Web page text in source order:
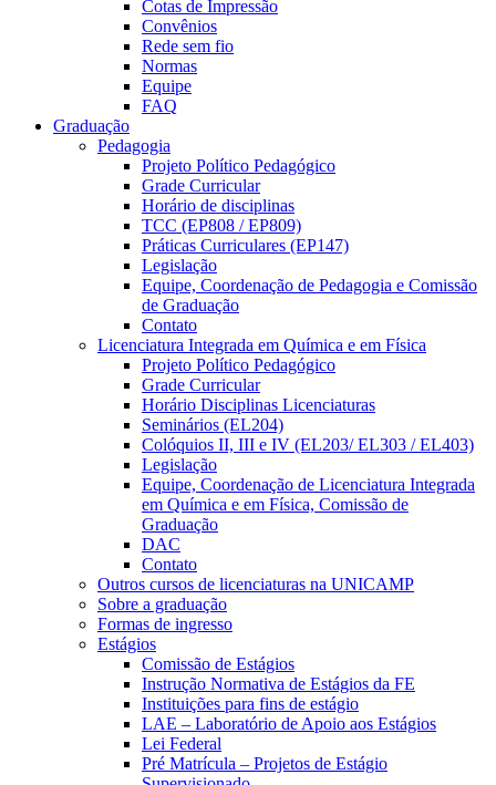
Cotas de Impressão
Convênios
Rede sem fio
Normas
Equipe
FAQ
Graduação
Pedagogia
Projeto Político Pedagógico
Grade Curricular
Horário de disciplinas
TCC (EP808 / EP809)
Práticas Curriculares (EP147)
Legislação
Equipe, Coordenação de Pedagogia e Comissão
de Graduação
Contato
Licenciatura Integrada em Química e em Física
Projeto Político Pedagógico
Grade Curricular
Horário Disciplinas Licenciaturas
Seminários (EL204)
Colóquios II, III e IV (EL203/ EL303 / EL403)
Legislação
Equipe, Coordenação de Licenciatura Integrada
em Química e em Física, Comissão de
Graduação
DAC
Contato
Outros cursos de licenciaturas na UNICAMP
Sobre a graduação
Formas de ingresso
Estágios
Comissão de Estágios
Instrução Normativa de Estágios da FE
Instituições para fins de estágio
LAE – Laboratório de Apoio aos Estágios
Lei Federal
Pré Matrícula – Projetos de Estágio